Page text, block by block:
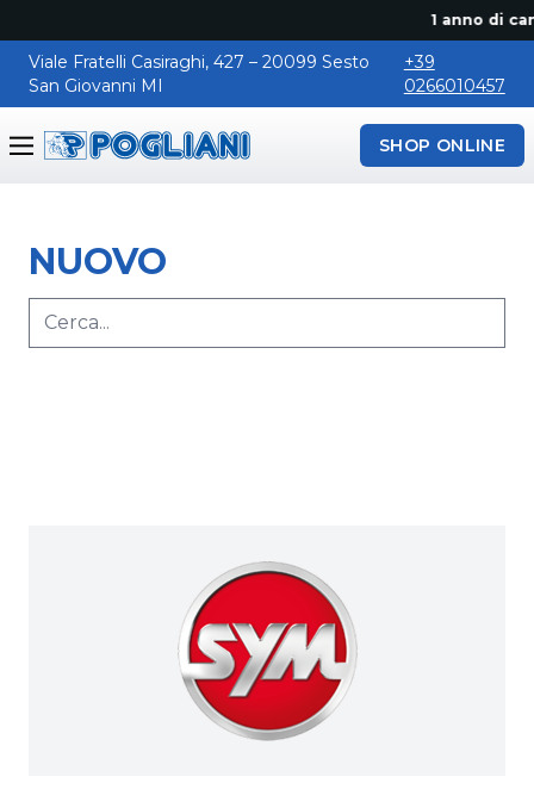
1 anno di
Viale Fratelli Casiraghi, 427 – 20099 Sesto
San Giovanni MI
+39
0266010457
SHOP ONLINE
NUOVO